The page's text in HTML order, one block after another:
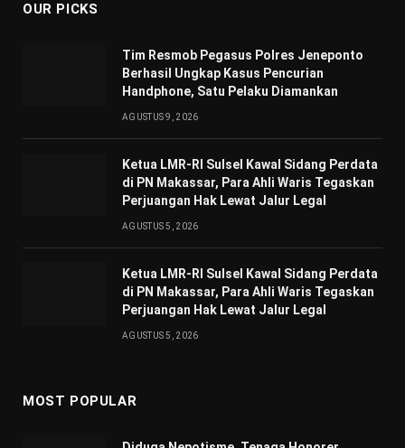
OUR PICKS
Tim Resmob Pegasus Polres Jeneponto
Berhasil Ungkap Kasus Pencurian
Handphone, Satu Pelaku Diamankan
AGUSTUS 9, 2026
Ketua LMR-RI Sulsel Kawal Sidang Perdata
di PN Makassar, Para Ahli Waris Tegaskan
Perjuangan Hak Lewat Jalur Legal
AGUSTUS 5, 2026
Ketua LMR-RI Sulsel Kawal Sidang Perdata
di PN Makassar, Para Ahli Waris Tegaskan
Perjuangan Hak Lewat Jalur Legal
AGUSTUS 5, 2026
MOST POPULAR